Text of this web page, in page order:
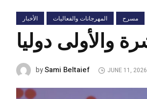
الأخبار المهرجانات والفعاليات مسرح
bySami Beltaief JUNE 11, 2026